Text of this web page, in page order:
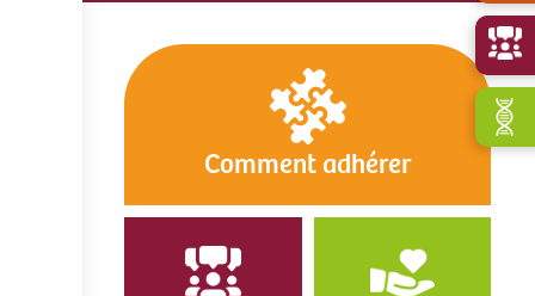
Comment adhérer